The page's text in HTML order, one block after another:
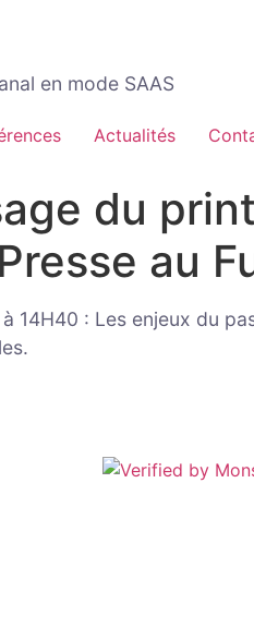
en mode SAAS
Actualités
du
au
14H40 : Les enjeux du